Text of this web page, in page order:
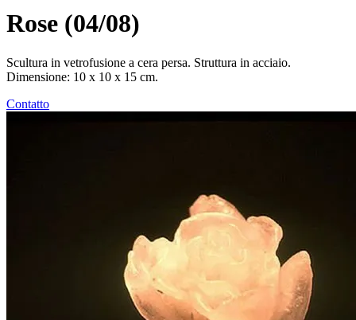
Rose (04/08)
Scultura in vetrofusione a cera persa. Struttura in acciaio.
Dimensione: 10 x 10 x 15 cm.
Contatto